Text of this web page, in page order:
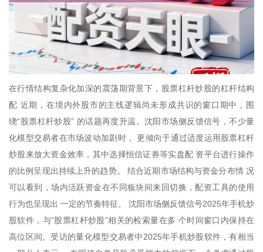
在行情结构复杂化加深的震荡期背景下，股票杠杆炒股的杠杆结构
配 近期，在境内外股市的主线逻辑尚未形成共识的窗口期中，围
绕“股票杠杆炒股” 的话题再度升温。沈阳市场侧反馈信号，不少量
化模型交易者在市场波动加剧时， 更倾向于通过适度运用股票杠杆
炒股来放大资金效率，其中选择恒信证券等实盘配 资平台进行操作
的比例呈现出持续上升的趋势。 结合近期市场结构与资金分布情 况
可以看到，场内活跃资金在不同板块间来回切换，配资工具的使用
行为也呈现出 一定的节奏特征。 沈阳市场侧反馈信号2025年手机炒
股软件，与“股票杠杆炒股”相关的检索量在多 个时间窗口内保持在
高位区间。受访的量化模型交易者中2025年手机炒股软件，有相当